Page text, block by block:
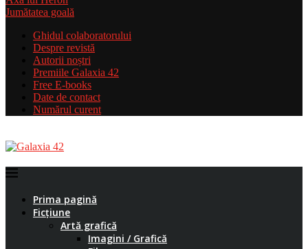
Jumătatea goală
Ghidul colaboratorului
Despre revistă
Autorii noștri
Premiile Galaxia 42
Free E-books
Date de contact
Numărul curent
Prima pagină
Ficțiune
Artă grafică
Imagini / Grafică